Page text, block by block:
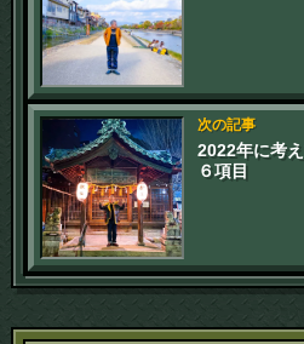
次の記事
2022年に考
６項目